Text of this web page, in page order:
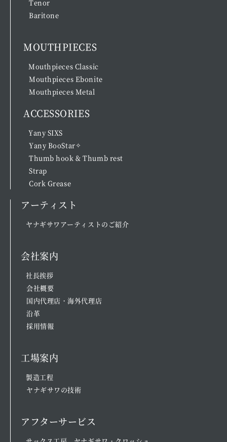
Tenor
Baritone
MOUTHPIECES
Mouthpieces Classic
Mouthpieces Ebonite
Mouthpieces Metal
ACCESSORIES
Yany SIXS
Yany BooStar✧
Thumb hook & Thumb rest
Strap
Cork Grease
アーティスト
ヤナギサワアーティストのご紹介
会社案内
社長挨拶
会社概要
国内代理店・海外代理店
沿革
採用情報
工場案内
製造工程
ヤナギサワの技術
アフターサービス